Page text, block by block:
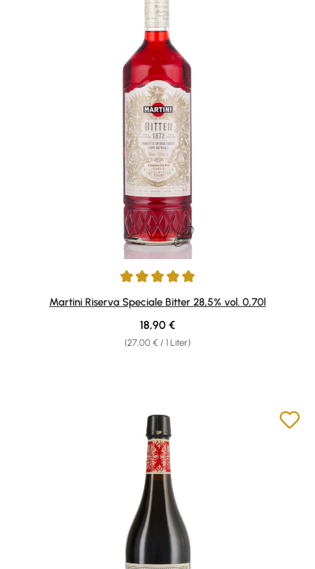
Durchschnittliche Bewertung von 5 von 5 Sternen
Martini Riserva Speciale Bitter 28,5% vol. 0,70l
(27,00 € / 1 Liter)
Regulärer Preis:
18,90 €